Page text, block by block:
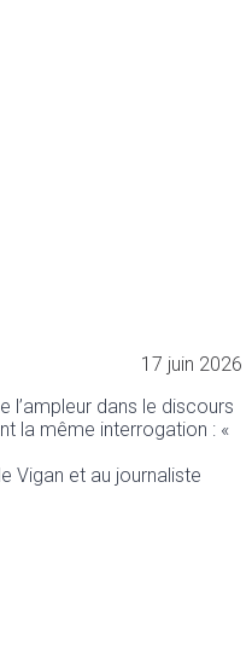
17 juin 2026
dans le discours
la même interrogation : «
Vigan et au journaliste